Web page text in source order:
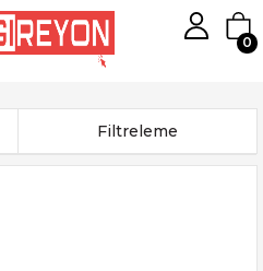
0
Filtreleme